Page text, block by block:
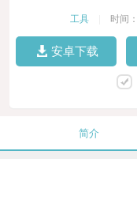
工具 时间
安卓下载
简介